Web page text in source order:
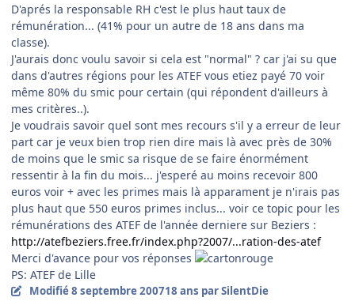
D'aprés la responsable RH c'est le plus haut taux de
rémunération... (41% pour un autre de 18 ans dans ma
classe).
J'aurais donc voulu savoir si cela est "normal" ? car j'ai su que
dans d'autres régions pour les ATEF vous etiez payé 70 voir
même 80% du smic pour certain (qui répondent d'ailleurs à
mes critères..).
Je voudrais savoir quel sont mes recours s'il y a erreur de leur
part car je veux bien trop rien dire mais là avec près de 30%
de moins que le smic sa risque de se faire énormément
ressentir à la fin du mois... j'esperé au moins recevoir 800
euros voir + avec les primes mais là apparament je n'irais pas
plus haut que 550 euros primes inclus... voir ce topic pour les
rémunérations des ATEF de l'année derniere sur Beziers :
http://atefbeziers.free.fr/index.php?2007/...ration-des-atef
Merci d'avance pour vos réponses
PS: ATEF de Lille
Modifié8 septembre 200718 ans par SilentDie